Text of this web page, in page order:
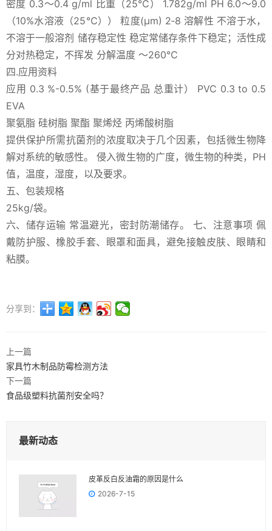
密度 0.3～0.4 g/ml 比重（25℃） 1.782g/ml PH 6.0～9.0
（10%水溶液（25℃）） 粒度(μm) 2‐8 溶解性 不溶于水，
不溶于一般溶剂 储存稳定性 稳定常储存条件下稳定；活性成
分对热稳定，不挥发 分解温度 ～260℃
四.应用资料
应用 0.3 %-0.5% (基于最终产品 总重计） PVC 0.3 to 0.5
EVA
聚氨脂 硅树脂 聚酯 聚烯烃 丙烯酸树脂
提供保护所需抗菌剂的浓度取决于几个因素，包括微生物降
解对系统的敏感性。 侵入微生物的广度，微生物的种类，PH
值，温度，湿度，以及要求。
五、包装规格
25kg/袋。
六、储存运输 常温避光，密封防潮储存。 七、注意事项 佩
戴防护服、橡胶手套、眼罩和面具，避免接触皮肤、眼睛和
粘膜。
分享到：
上一篇
家具竹木制品防霉检测方法
下一篇
食品级塑料抗菌剂安全吗？
最新动态
皮革反白反油霜的原因是什么
2026-7-15